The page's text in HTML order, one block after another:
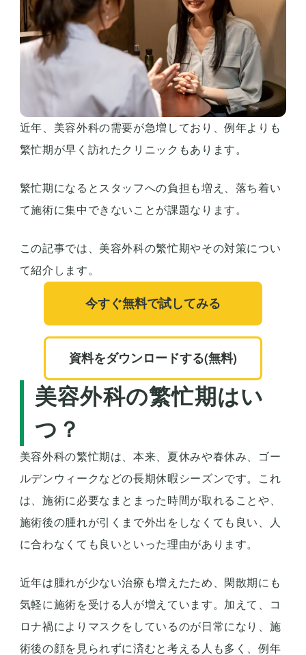
近年、美容外科の需要が急増しており、例年よりも
繁忙期が早く訪れたクリニックもあります。
繁忙期になるとスタッフへの負担も増え、落ち着い
て施術に集中できないことが課題なります。
この記事では、美容外科の繁忙期やその対策につい
て紹介します。
今すぐ無料で試してみる
資料をダウンロードする(無料)
美容外科の繁忙期はい
つ？
美容外科の繁忙期は、本来、夏休みや春休み、ゴー
ルデンウィークなどの長期休暇シーズンです。これ
は、施術に必要なまとまった時間が取れることや、
施術後の腫れが引くまで外出をしなくても良い、人
に合わなくても良いといった理由があります。
近年は腫れが少ない治療も増えたため、閑散期にも
気軽に施術を受ける人が増えています。加えて、コ
ロナ禍によりマスクをしているのが日常になり、施
術後の顔を見られずに済むと考える人も多く、例年